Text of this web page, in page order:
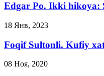
Edgar Po. Ikki hikoya:
18 Янв, 2023
Foqif Sultonli. Kufiy
08 Ноя, 2020